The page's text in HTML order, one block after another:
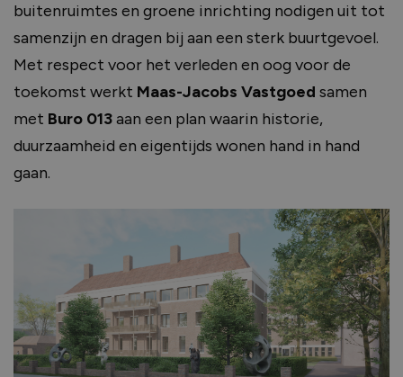
buitenruimtes en groene inrichting nodigen uit tot
samenzijn en dragen bij aan een sterk buurtgevoel.
Met respect voor het verleden en oog voor de
toekomst werkt Maas-Jacobs Vastgoed samen
met Buro 013aan een plan waarin historie,
duurzaamheid en eigentijds wonen hand in hand
gaan.